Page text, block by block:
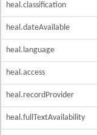
heal.classification
heal.dateAvailable
heal.language
heal.access
heal.recordProvider
heal.fullTextAvailability